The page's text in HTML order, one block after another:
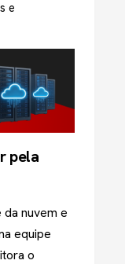
e
pela
nuvem e
equipe
o